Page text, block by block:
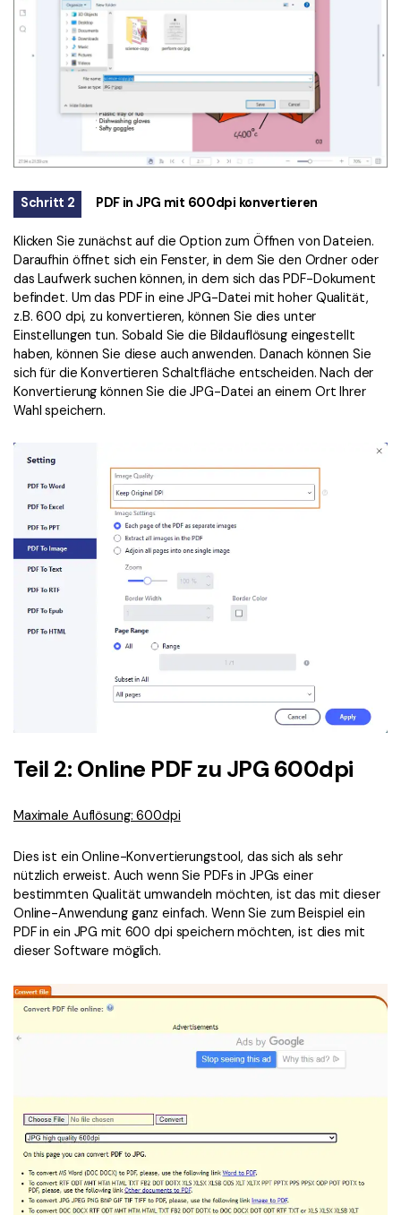
Schritt 2 PDF in JPG mit 600dpi konvertieren
Klicken Sie zunächst auf die Option zum Öffnen von Dateien.
Daraufhin öffnet sich ein Fenster, in dem Sie den Ordner oder
das Laufwerk suchen können, in dem sich das PDF-Dokument
befindet. Um das PDF in eine JPG-Datei mit hoher Qualität,
z.B. 600 dpi, zu konvertieren, können Sie dies unter
Einstellungen tun. Sobald Sie die Bildauflösung eingestellt
haben, können Sie diese auch anwenden. Danach können Sie
sich für die Konvertieren Schaltfläche entscheiden. Nach der
Konvertierung können Sie die JPG-Datei an einem Ort Ihrer
Wahl speichern.
Teil 2: Online PDF zu JPG 600dpi
Maximale Auflösung: 600dpi
Dies ist ein Online-Konvertierungstool, das sich als sehr
nützlich erweist. Auch wenn Sie PDFs in JPGs einer
bestimmten Qualität umwandeln möchten, ist das mit dieser
Online-Anwendung ganz einfach. Wenn Sie zum Beispiel ein
PDF in ein JPG mit 600 dpi speichern möchten, ist dies mit
dieser Software möglich.